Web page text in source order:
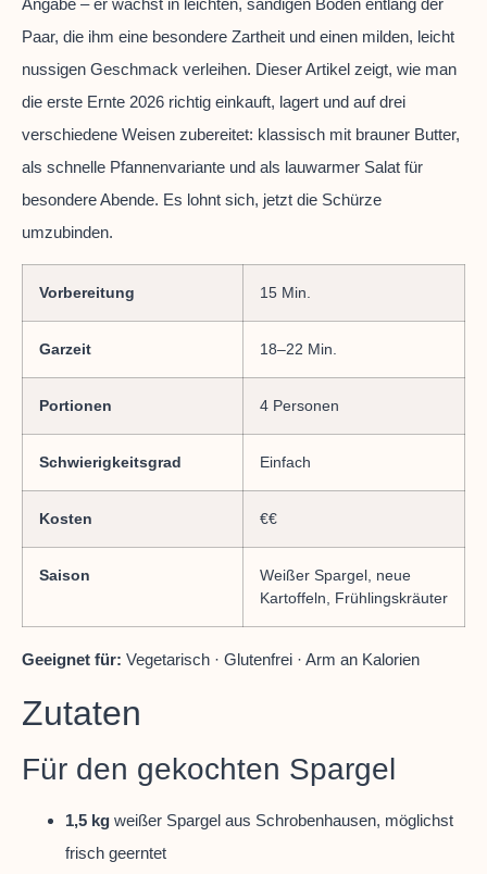
Paar, die ihm eine besondere Zartheit und einen milden, leicht
nussigen Geschmack verleihen. Dieser Artikel zeigt, wie man
die erste Ernte 2026 richtig einkauft, lagert und auf drei
verschiedene Weisen zubereitet: klassisch mit brauner Butter,
als schnelle Pfannenvariante und als lauwarmer Salat für
besondere Abende. Es lohnt sich, jetzt die Schürze
umzubinden.
Vorbereitung 15 Min.
Garzeit 18–22 Min.
Portionen 4 Personen
Schwierigkeitsgrad Einfach
Kosten €€
Saison
Weißer Spargel, neue
Kartoffeln, Frühlingskräuter
Geeignet für: Vegetarisch · Glutenfrei · Arm an Kalorien
Zutaten
Für den gekochten Spargel
1,5 kg weißer Spargel aus Schrobenhausen, möglichst
frisch geerntet